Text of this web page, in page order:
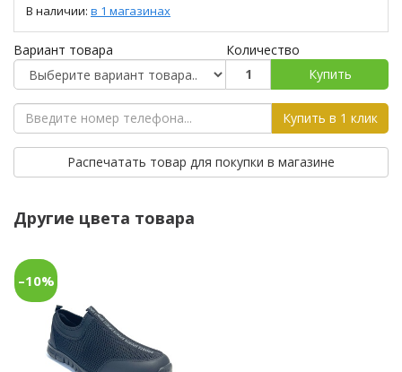
В наличии: в 1 магазинах
Вариант товара
Количество
Купить
Купить в 1 клик
Распечатать товар для покупки в магазине
Другие цвета товара
–10%